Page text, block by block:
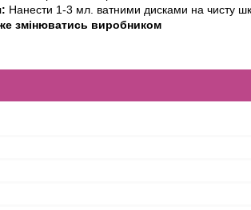
Нанести 1-3 мл. ватними дисками на чисту
змінюватись виробником